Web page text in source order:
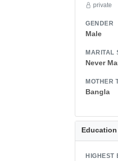
private
GENDER
Male
MARITAL
Never
MOTHER
Bangla
HIGHEST